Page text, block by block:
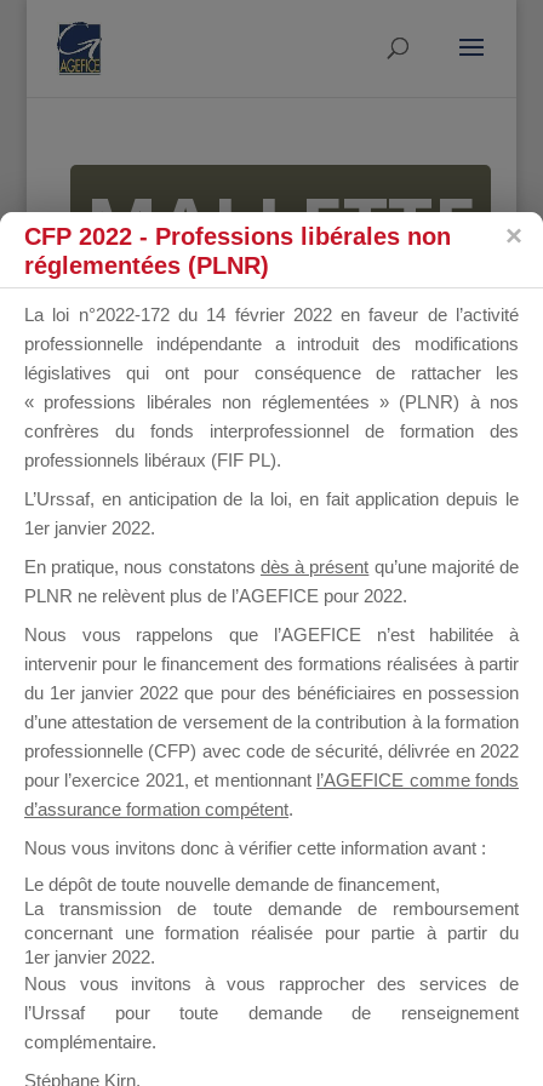
MALLETTE
DU
DIRIGEANT
il y a un mois
Ce groupe est destiné aux Organismes de
Formation qui souhaitent répondre à l’Appel à
Propositions Mallette du Dirigeant.
Ce groupe propose un forum dédié au support
sur lequel il est possible de laisser un message
ou poser une question.
NB : Il est nécessaire d’être
pouvoir rejoindre ce groupe
CFP 2022 - Professions libérales non
réglementées (PLNR)
La loi n°2022-172 du 14 février 2022 en faveur de l’activité
professionnelle indépendante a introduit des modifications
législatives qui ont pour conséquence de rattacher les
« professions libérales non réglementées » (PLNR) à nos
confrères du fonds interprofessionnel de formation des
professionnels libéraux (FIF PL).
L’Urssaf, en anticipation de la loi, en fait application depuis le
1er janvier 2022.
En pratique, nous constatons dès à présent qu’une majorité de
PLNR ne relèvent plus de l’AGEFICE pour 2022.
Nous vous rappelons que l’AGEFICE n’est habilitée à
intervenir pour le financement des formations réalisées à partir
du 1er janvier 2022 que pour des bénéficiaires en possession
d’une attestation de versement de la contribution à la formation
professionnelle (CFP) avec code de sécurité, délivrée en 2022
pour l’exercice 2021, et mentionnant l’AGEFICE comme fonds
d’assurance formation compétent.
Nous vous invitons donc à vérifier cette information avant :
Le dépôt de toute nouvelle demande de financement,
La transmission de toute demande de remboursement
concernant une formation réalisée pour partie à partir du
1er janvier 2022.
Nous vous invitons à vous rapprocher des services de
l’Urssaf pour toute demande de renseignement
complémentaire.
Stéphane Kirn,